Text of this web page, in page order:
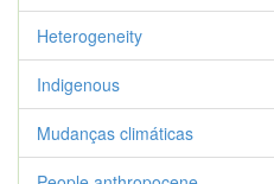
Heterogeneity
Indigenous
Mudanças climáticas